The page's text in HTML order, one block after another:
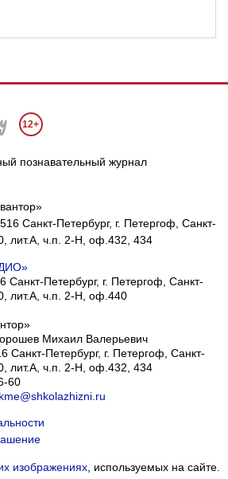
12+
познавательный журнал
Санкт-Петербург, г. Петергоф, Санкт-
лит.А, ч.п. 2-Н, оф.432, 434
Санкт-Петербург, г. Петергоф, Санкт-
лит.А, ч.п. 2-Н, оф.440
Михаил Валерьевич
Санкт-Петербург, г. Петергоф Санкт-
лит.А, ч.п. 2-Н, оф.432, 434
60
изображениях, используемых на сайте.